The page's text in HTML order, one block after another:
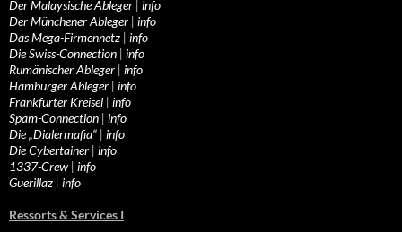
Der Malaysische Ableger | info
Der Münchener Ableger | info
Das Mega-Firmennetz | info
Die Swiss-Connection | info
Rumänischer Ableger | info
Hamburger Ableger | info
Frankfurter Kreisel | info
Spam-Connection | info
Die „Dialermafia“ | info
Die Cybertainer | info
1337-Crew | info
Guerillaz | info
Ressorts & Services I